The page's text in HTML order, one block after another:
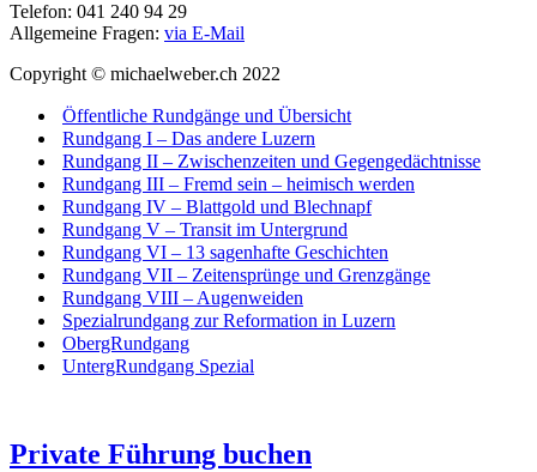
Telefon: 041 240 94 29
Allgemeine Fragen: via E-Mail
Copyright © michaelweber.ch 2022
Öffentliche Rundgänge und Übersicht
Rundgang I – Das andere Luzern
Rundgang II – Zwischenzeiten und Gegengedächtnisse
Rundgang III – Fremd sein – heimisch werden
Rundgang IV – Blattgold und Blechnapf
Rundgang V – Transit im Untergrund
Rundgang VI – 13 sagenhafte Geschichten
Rundgang VII – Zeitensprünge und Grenzgänge
Rundgang VIII – Augenweiden
Spezialrundgang zur Reformation in Luzern
ObergRundgang
UntergRundgang Spezial
Private Führung buchen